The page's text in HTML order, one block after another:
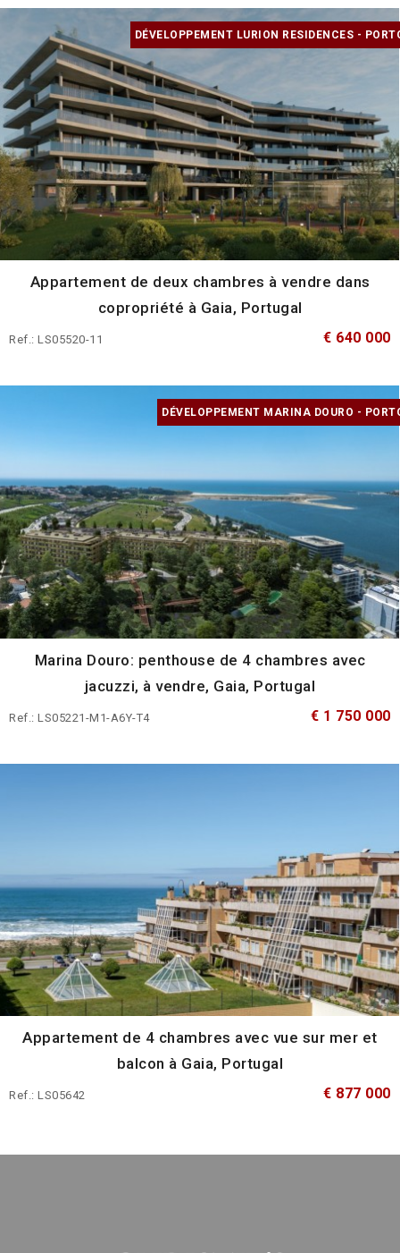
DÉVELOPPEMENT LURION RESIDENCES -
Appartement de deux chambres à vendre dans
copropriété à Gaia, Portugal
Ref.: LS05520-11 € 640 000
DÉVELOPPEMENT MARINA DOURO -
Marina Douro: penthouse de 4 chambres avec
jacuzzi, à vendre, Gaia, Portugal
Ref.: LS05221-M1-A6Y-T4 € 1 750 000
Appartement de 4 chambres avec vue sur mer et
balcon à Gaia, Portugal
Ref.: LS05642 € 877 000